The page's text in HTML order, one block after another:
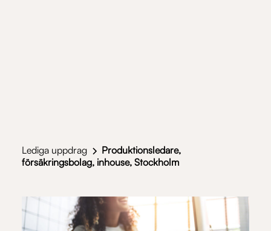
Lediga uppdrag
Produktionsledare,
försäkringsbolag, inhouse, Stockholm